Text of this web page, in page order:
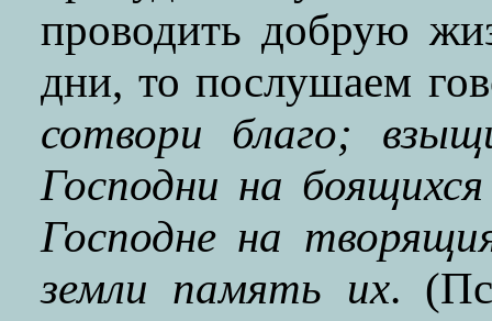
проводить добрую
дни, то послушаем
сотвори благо;
Господни на
Господне на
земли память их.